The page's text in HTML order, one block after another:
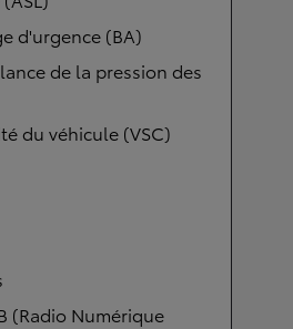
d'urgence (BA)
de la pression des
du véhicule (VSC)
(Radio Numérique